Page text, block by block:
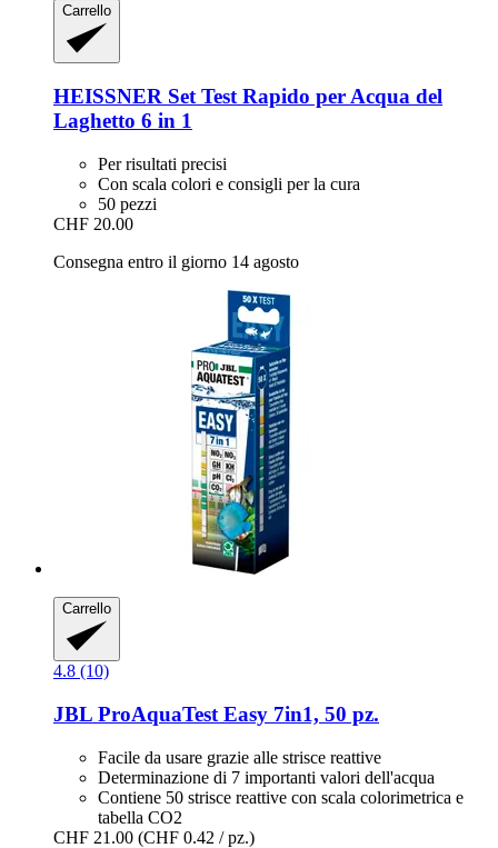
Carrello
HEISSNER Set Test Rapido per Acqua del
Laghetto 6 in 1
Per risultati precisi
Con scala colori e consigli per la cura
50 pezzi
CHF 20.00
Consegna entro il giorno 14 agosto
Carrello
4.8 (10)
JBL ProAquaTest Easy 7in1, 50 pz.
Facile da usare grazie alle strisce reattive
Determinazione di 7 importanti valori dell'acqua
Contiene 50 strisce reattive con scala colorimetrica e
tabella CO2
CHF 21.00 (CHF 0.42 / pz.)